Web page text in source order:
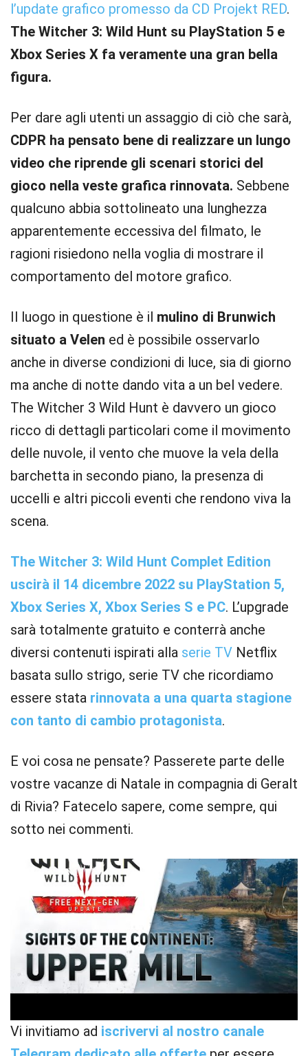
l’update grafico promesso da CD Projekt RED.
The Witcher 3: Wild Hunt su PlayStation 5 e
Xbox Series X fa veramente una gran bella
figura.
Per dare agli utenti un assaggio di ciò che sarà,
CDPR ha pensato bene di realizzare un lungo
video che riprende gli scenari storici del
gioco nella veste grafica rinnovata. Sebbene
qualcuno abbia sottolineato una lunghezza
apparentemente eccessiva del filmato, le
ragioni risiedono nella voglia di mostrare il
comportamento del motore grafico.
Il luogo in questione è il mulino di Brunwich
situato a Velen ed è possibile osservarlo
anche in diverse condizioni di luce, sia di giorno
ma anche di notte dando vita a un bel vedere.
The Witcher 3 Wild Hunt è davvero un gioco
ricco di dettagli particolari come il movimento
delle nuvole, il vento che muove la vela della
barchetta in secondo piano, la presenza di
uccelli e altri piccoli eventi che rendono viva la
scena.
The Witcher 3: Wild Hunt Complet Edition
uscirà il 14 dicembre 2022 su PlayStation 5,
Xbox Series X, Xbox Series S e PC. L’upgrade
sarà totalmente gratuito e conterrà anche
diversi contenuti ispirati alla serie TV Netflix
basata sullo strigo, serie TV che ricordiamo
essere stata rinnovata a una quarta stagione
con tanto di cambio protagonista.
E voi cosa ne pensate? Passerete parte delle
vostre vacanze di Natale in compagnia di Geralt
di Rivia? Fatecelo sapere, come sempre, qui
sotto nei commenti.
Vi invitiamo ad iscrivervi al nostro canale